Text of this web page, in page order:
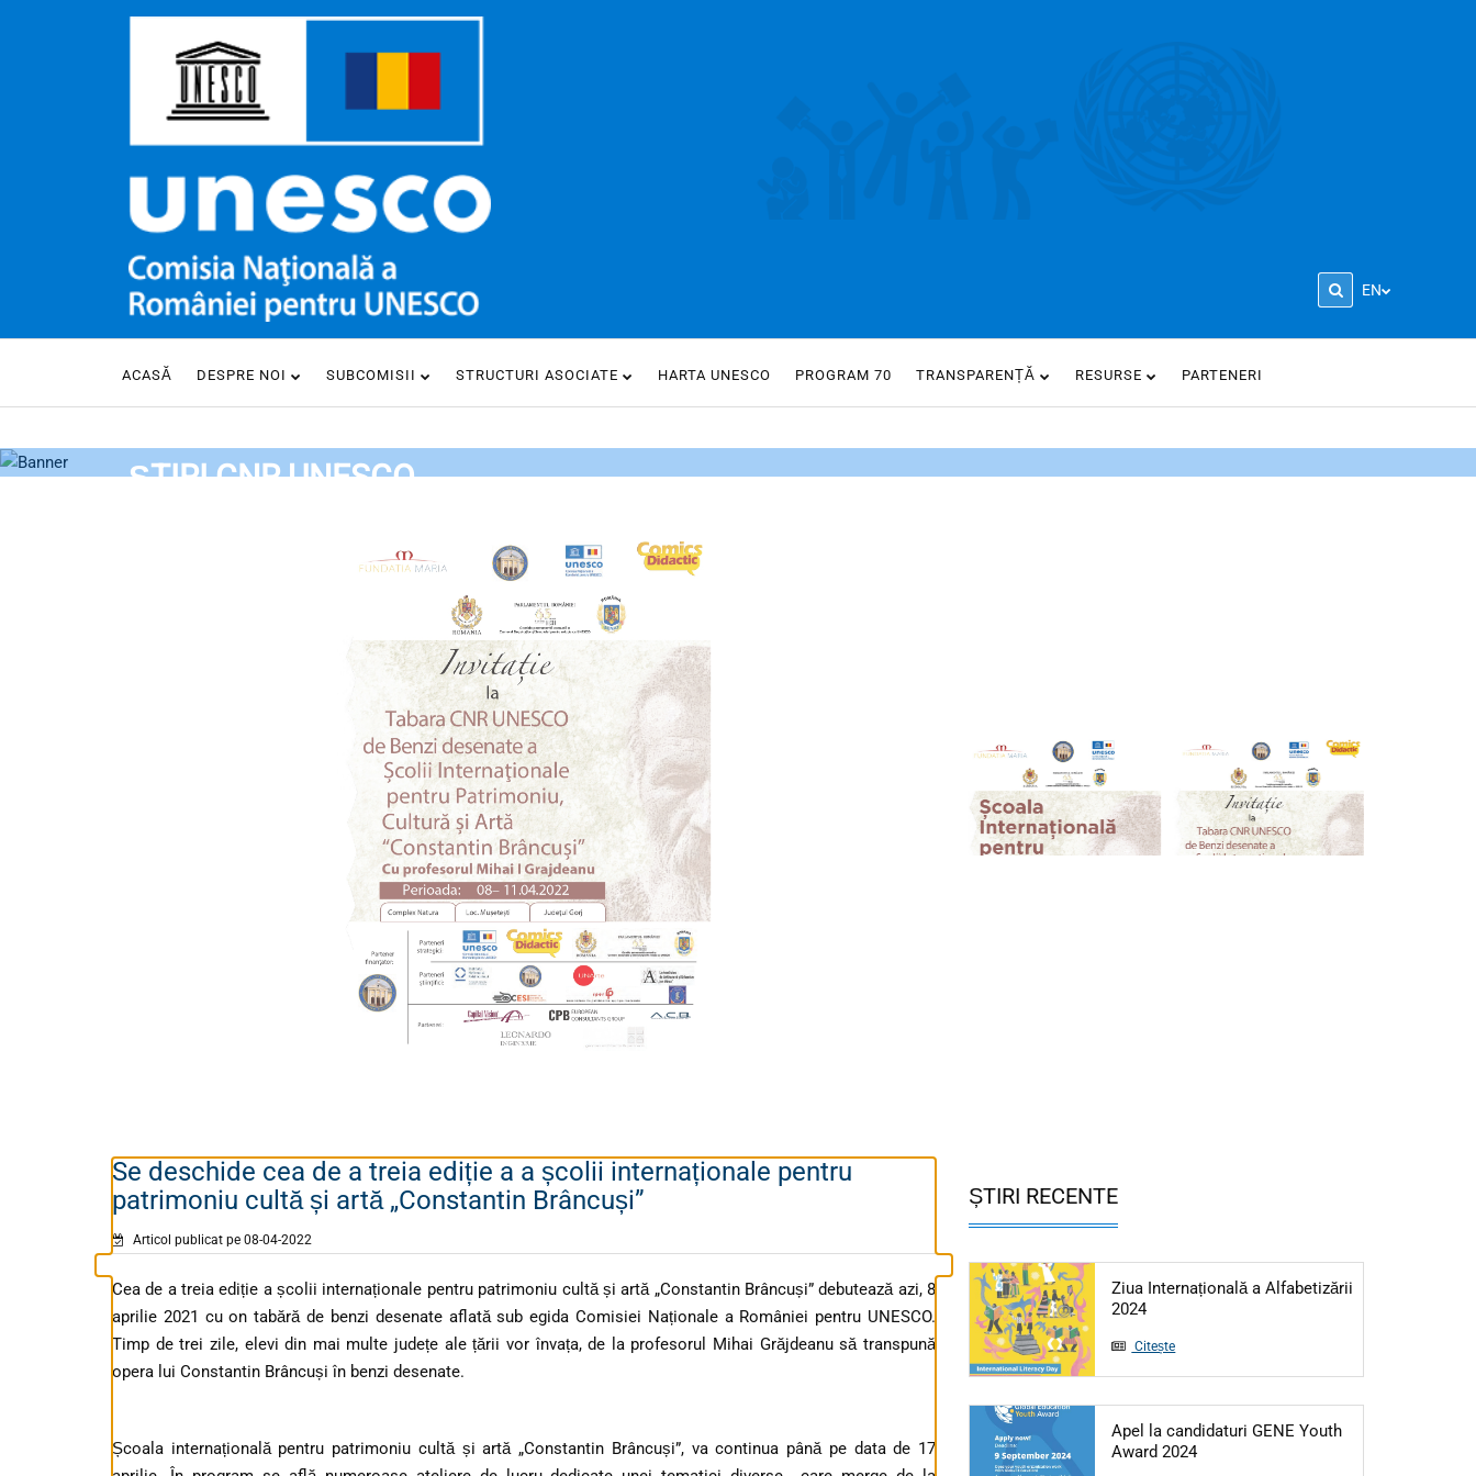
EN
ACASĂ DESPRE NOI SUBCOMISII STRUCTURI ASOCIATE HARTA UNESCO PROGRAM 70 TRANSPARENȚĂ RESURSE PARTENERI
ȘTIRI CNR UNESCO
Se deschide cea de a treia ediție a a școlii internaționale pentru
patrimoniu cultă și artă „Constantin Brâncuși”
Articol publicat pe 08-04-2022
Cea de a treia ediție a școlii internaționale pentru patrimoniu cultă și artă „Constantin Brâncuși” debutează azi, 8
aprilie 2021 cu on tabără de benzi desenate aflată sub egida Comisiei Naționale a României pentru UNESCO.
Timp de trei zile, elevi din mai multe județe ale țării vor învața, de la profesorul Mihai Grăjdeanu să transpună
opera lui Constantin Brâncuși în benzi desenate.
Școala internațională pentru patrimoniu cultă și artă „Constantin Brâncuși”, va continua până pe data de 17
ȘTIRI RECENTE
Ziua Internațională a Alfabetizării
2024Articol: Ziua Internațională a Alfabetizării
Citește
Apel la candidaturi GENE Youth
Award 2024Articol: Apel la candidaturi GENE